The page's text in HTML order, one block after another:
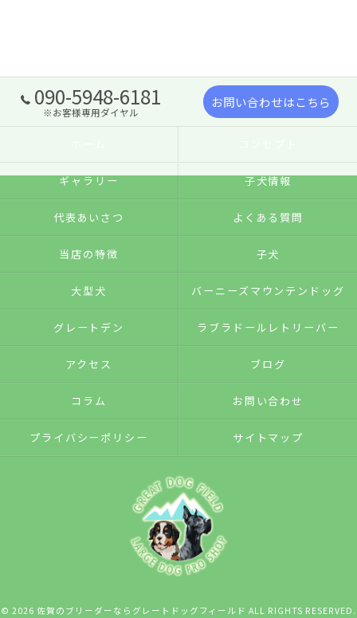
090-5948-6181
※お客様専用ダイヤル
お問い合わせはこちら
ギャラリー 子犬情報
代表あいさつ よくある質問
当店の特徴 子犬
大型犬 バーニーズマウンテンドッグ
グレートデン ラブラドールレトリーバー
アクセス ブログ
コラム お問い合わせ
プライバシーポリシー サイトマップ
© 2026 佐賀のブリーダーならグレートドッグフィールド ALL RIGHTS RESERVED.